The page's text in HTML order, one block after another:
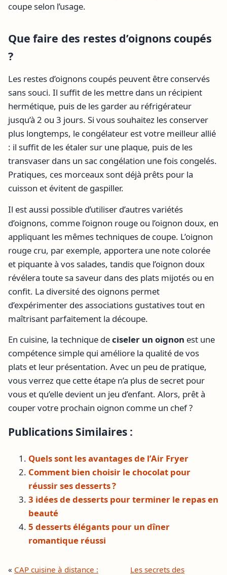
coupe selon l’usage.
Que faire des restes d’oignons coupés
?
Les restes d’oignons coupés peuvent être conservés
sans souci. Il suffit de les mettre dans un récipient
hermétique, puis de les garder au réfrigérateur
jusqu’à 2 ou 3 jours. Si vous souhaitez les conserver
plus longtemps, le congélateur est votre meilleur allié
: il suffit de les étaler sur une plaque, puis de les
transvaser dans un sac congélation une fois congelés.
Pratiques, ces morceaux sont déjà prêts pour la
cuisson et évitent de gaspiller.
Il est aussi possible d’utiliser d’autres variétés
d’oignons, comme l’oignon rouge ou l’oignon doux, en
appliquant les mêmes techniques de coupe. L’oignon
rouge cru, par exemple, apportera une note colorée
et piquante à vos salades, tandis que l’oignon doux
révélera toute sa saveur dans des plats mijotés ou en
confit. La diversité des oignons permet
d’expérimenter des associations gustatives tout en
maîtrisant parfaitement la découpe.
En cuisine, la technique deciseler un oignon est une
compétence simple qui améliore la qualité de vos
plats et leur présentation. Avec un peu de pratique,
vous verrez que cette étape n’a plus de secret pour
vous et qu’elle devient un jeu d’enfant. Alors, prêt à
couper votre prochain oignon comme un chef ?
Publications Similaires :
Quels sont les avantages de l’Air Fryer
Comment bien choisir le chocolat pour
réussir ses desserts ?
3 idées de desserts pour terminer le repas en
beauté
5 desserts élégants pour un dîner
romantique réussi
« CAP cuisine à distance :
Les secrets des